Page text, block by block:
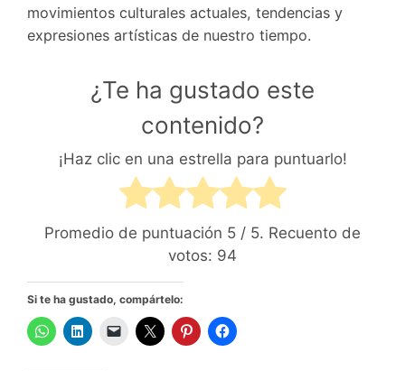
movimientos culturales actuales, tendencias y
expresiones artísticas de nuestro tiempo.
¿Te ha gustado este
contenido?
¡Haz clic en una estrella para puntuarlo!
Promedio de puntuación 5 / 5. Recuento de
votos: 94
Si te ha gustado, compártelo: